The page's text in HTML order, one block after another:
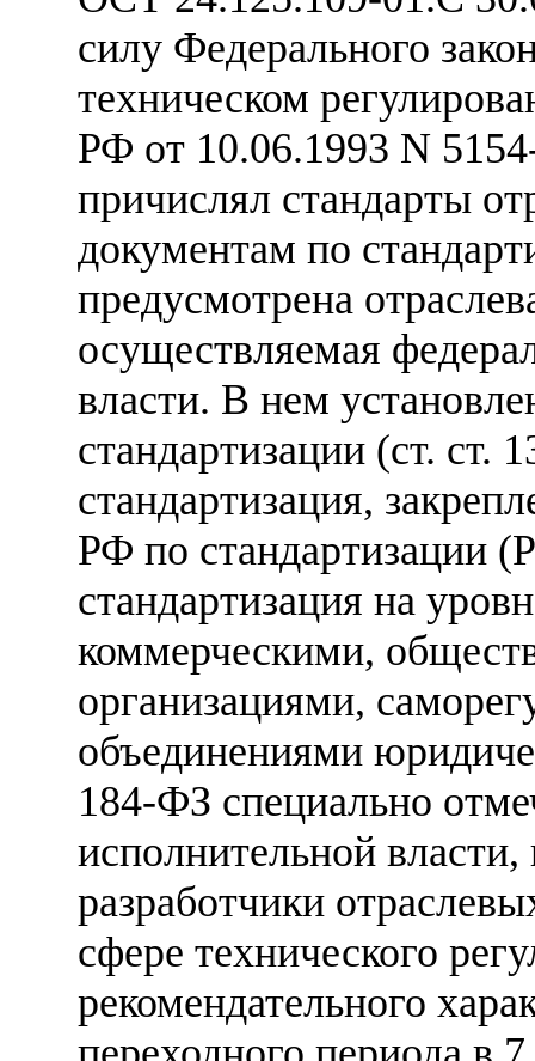
силу Федерального
техническом
РФ от 10.06.1993 N
причислял стандарты
документам по
предусмотрена
осуществляемая
власти. В нем
стандартизации (ст. ст.
стандартизация,
РФ по стандартизации
стандартизация на
коммерческими,
организациями,
объединениями
184-ФЗ специально
исполнительной
разработчики
сфере технического
рекомендательного